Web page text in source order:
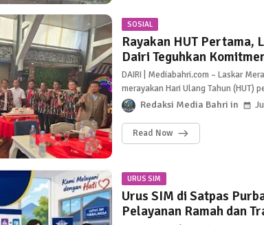
SOSIAL
Rayakan HUT Pertama,
Dairi Teguhkan
Daerah
DAIRI | Mediabahri.com – Laskar
merayakan Hari Ulang Tahun (HUT)
Redaksi Media Bahri
Read Now
URUS SIM
Urus SIM di Satpas
Pelayanan Ramah dan